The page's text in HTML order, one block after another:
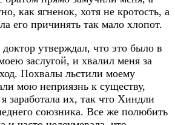
как ягненок, хотя не кротость, а
его причинять так мало хлопот.
утверждал, что это было в
заслугой, и хвалил меня за
Похвалы льстили моему
мою неприязнь к существу,
заработала их, так что Хиндли
союзника. Все же полюбить